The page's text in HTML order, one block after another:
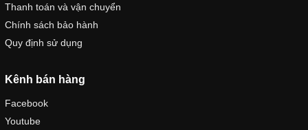
Thanh toán và vận chuyển
Chính sách bảo hành
Quy định sử dụng
Kênh bán hàng
Facebook
Youtube